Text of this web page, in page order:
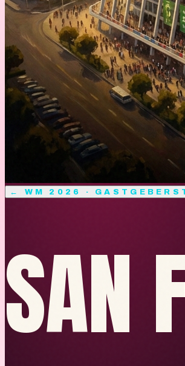
PlanenBuchen Packen Visa & Dokumente
DE
← WM 2026 ·
SAN